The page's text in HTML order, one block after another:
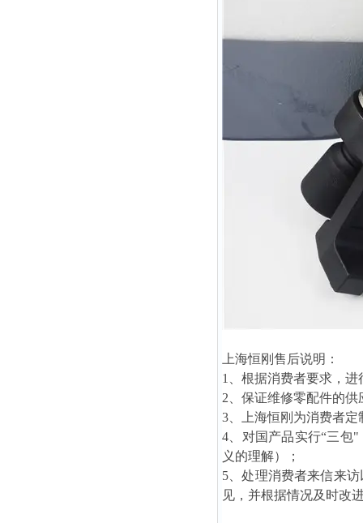
上海恒刚售后说明：
1、根据消费者要求，
2、保证维修零配件的供
3、上海恒刚为消费者
4、对国产品实行“三包
义的理解）；
5、处理消费者来信来
见，并根据情况及时改